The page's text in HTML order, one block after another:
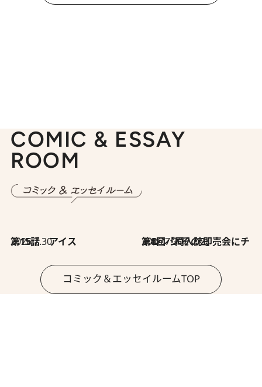
COMIC & ESSAY
ROOM
2026.7.30
第15話 アイス 2026.7.30
第8回「同人誌即売会にチャレンジ その2」
コミック＆エッセイルームTOP